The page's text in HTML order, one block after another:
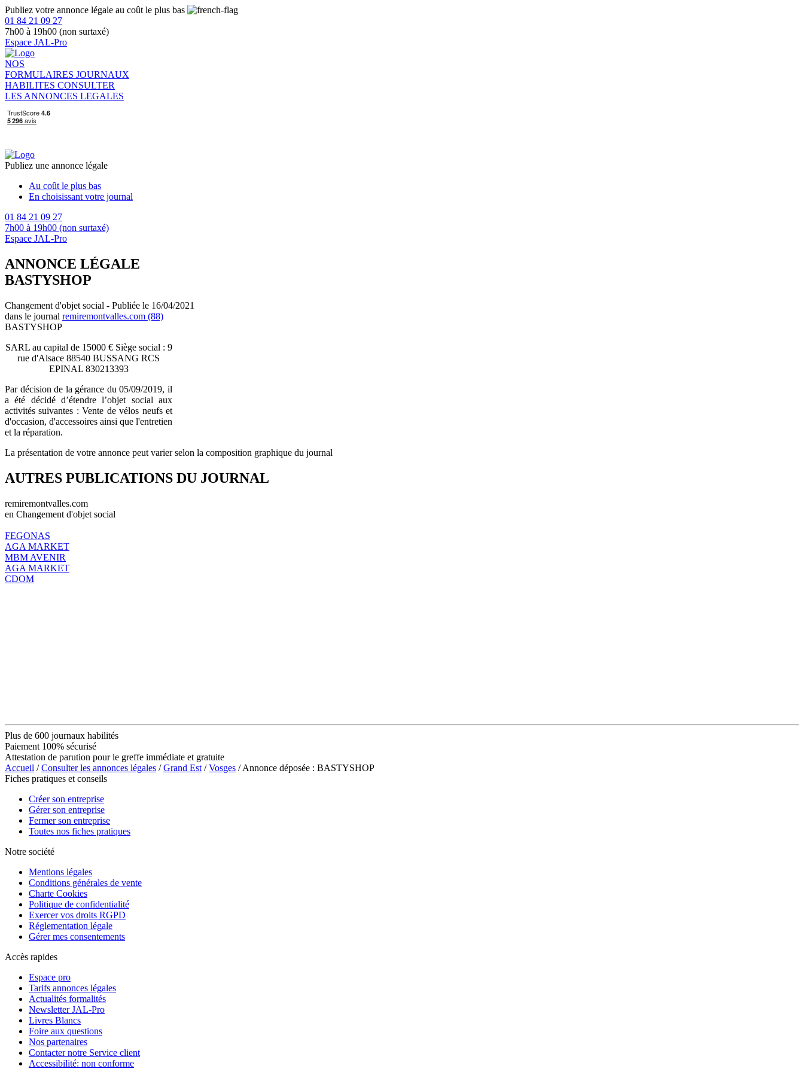
Publiez votre annonce légale au coût le plus bas
01 84 21 09 27
7h00 à 19h00 (non surtaxé)
Espace JAL-Pro
NOS
FORMULAIRES JOURNAUX
HABILITES CONSULTER
LES ANNONCES LEGALES
Publiez une annonce légale
Au coût le plus bas
En choisissant votre journal
01 84 21 09 27
7h00 à 19h00 (non surtaxé)
Espace JAL-Pro
ANNONCE LÉGALE
BASTYSHOP
Changement d'objet social - Publiée le 16/04/2021
dans le journal remiremontvalles.com (88)
BASTYSHOP
SARL au capital de 15000 € Siège social : 9
rue d'Alsace 88540 BUSSANG RCS
EPINAL 830213393
Par décision de la gérance du 05/09/2019, il
a été décidé d’étendre l’objet social aux
activités suivantes : Vente de vélos neufs et
d'occasion, d'accessoires ainsi que l'entretien
et la réparation.
La présentation de votre annonce peut varier selon la composition graphique du journal
AUTRES PUBLICATIONS DU JOURNAL
remiremontvalles.com
en Changement d'objet social
FEGONAS
AGA MARKET
MBM AVENIR
AGA MARKET
CDOM
Plus de 600 journaux habilités
Paiement 100% sécurisé
Attestation de parution pour le greffe immédiate et gratuite
Accueil /Consulter les annonces légales /Grand Est /Vosges / Annonce déposée : BASTYSHOP
Fiches pratiques et conseils
Créer son entreprise
Gérer son entreprise
Fermer son entreprise
Toutes nos fiches pratiques
Notre société
Mentions légales
Conditions générales de vente
Charte Cookies
Politique de confidentialité
Exercer vos droits RGPD
Réglementation légale
Gérer mes consentements
Accès rapides
Espace pro
Tarifs annonces légales
Actualités formalités
Newsletter JAL-Pro
Livres Blancs
Foire aux questions
Nos partenaires
Contacter notre Service client
Accessibilité: non conforme